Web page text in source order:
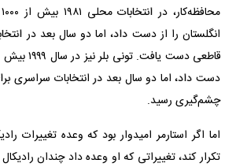
انگلستان را از دست داد، اما دو سال بعد در
دست داد، اما دو سال بعد در انتخابات سراسری
چشم‌گیری رسید.
اما اگر استارمر امیدوار بود که وعده تغییرات
تکرار کند، تغییراتی که او وعده داد چندان رادیکال